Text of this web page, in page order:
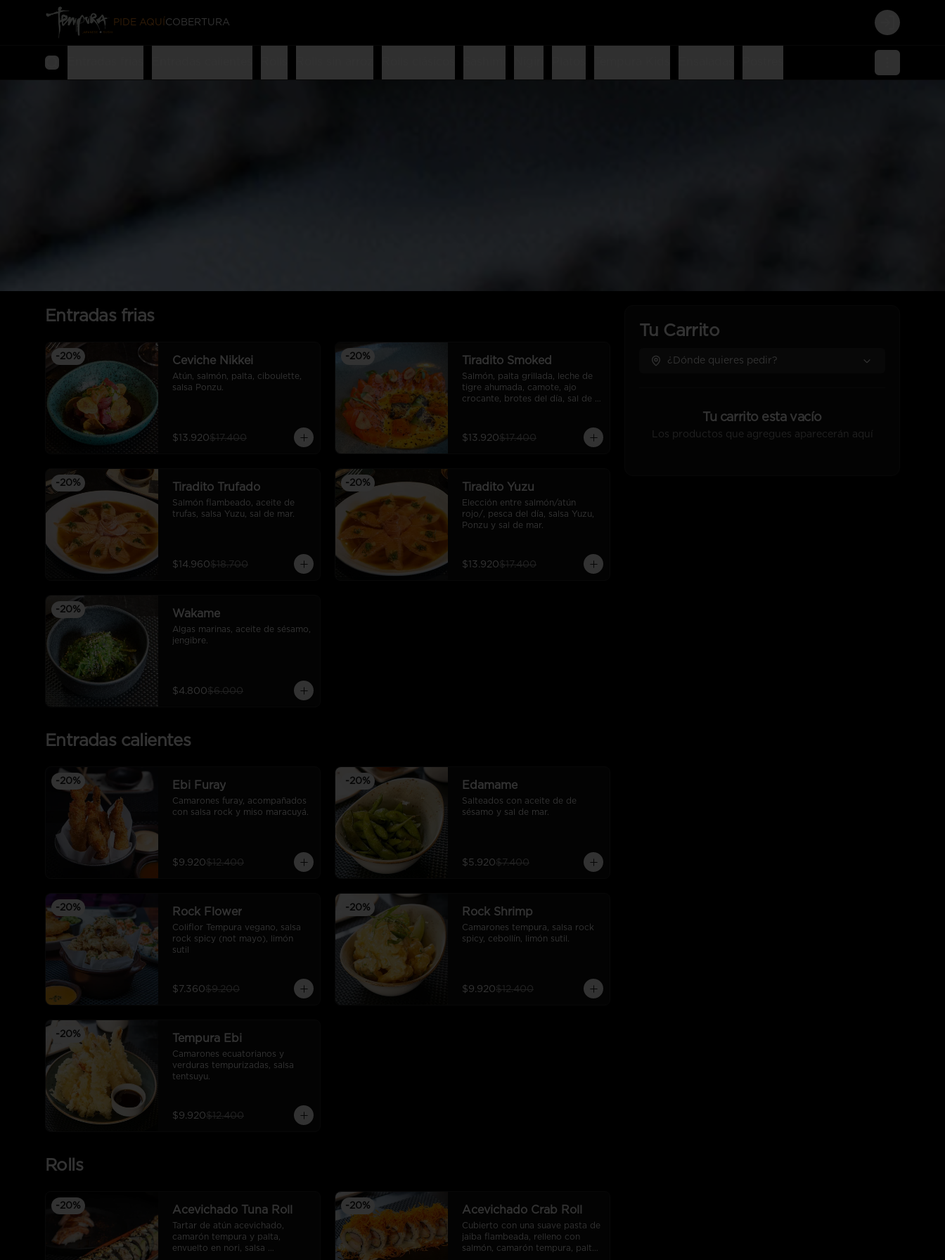
PIDE AQUÍ COBERTURA
Login
Entradas frias
-20% Ceviche Nikkei
Atún, salmón, palta, ciboulette,
salsa Ponzu.
$13.920$17.400
-20% Tiradito Smoked
Salmón, palta grillada, leche de
tigre ahumada, camote, ajo
crocante, brotes del día, sal de
$13.920$17.400
-20% Tiradito Trufado
Salmón flambeado, aceite de
trufas, salsa Yuzu, sal de mar.
$14.960$18.700
-20% Tiradito Yuzu
Elección entre salmón/atún
rojo/, pesca del día, salsa Yuzu,
Ponzu y sal de mar.
$13.920$17.400
-20% Wakame
Algas marinas, aceite de sésamo,
jengibre.
$4.800$6.000
Entradas calientes
-20% Ebi Furay
Camarones furay, acompañados
con salsa rock y miso maracuyá.
$9.920$12.400
-20% Edamame
Salteados con aceite de de
sésamo y sal de mar.
$5.920$7.400
-20% Rock Flower
Coliflor Tempura vegano, salsa
rock spicy (not mayo), limón
sutil
$7.360$9.200
-20% Rock Shrimp
Camarones tempura, salsa rock
spicy, cebollín, limón sutil.
$9.920$12.400
-20% Tempura Ebi
Camarones ecuatorianos y
verduras tempurizadas, salsa
tentsuyu.
$9.920$12.400
Rolls
-20% Acevichado Tuna Roll
Tartar de atún acevichado,
camarón tempura y palta,
envuelto en nori, salsa
-20% Acevichado Crab Roll
Cubierto con una suave pasta de
jaiba flambeada, relleno con
salmón, camarón tempura, palta,
Tu Carrito
¿Dónde quieres pedir?
Tu carrito esta vacío
Los productos que agregues aparecerán aquí